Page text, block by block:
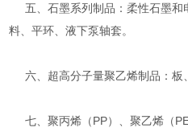
五、石墨系列制品：柔性石墨和
料、平环、液下泵轴套。
六、超高分子量聚乙烯制品：板
七、聚丙烯（PP）、聚乙烯（